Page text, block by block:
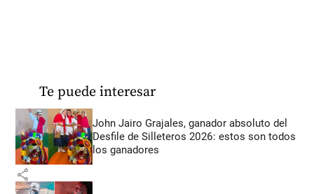
Te puede interesar
John Jairo Grajales, ganador absoluto del
Desfile de Silleteros 2026: estos son todos
los ganadores
share